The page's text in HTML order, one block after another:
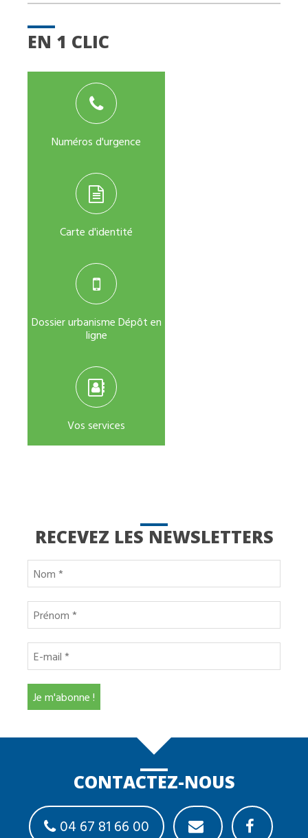
EN 1 CLIC
Numéros d'urgence
Carte d'identité
Dossier urbanisme Dépôt en
ligne
Vos services
RECEVEZ LES NEWSLETTERS
CONTACTEZ-NOUS
04 67 81 66 00